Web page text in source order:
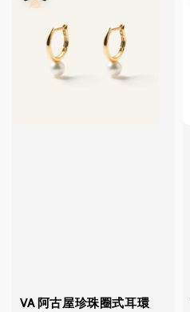
VA 阿古屋珍珠圈式耳環